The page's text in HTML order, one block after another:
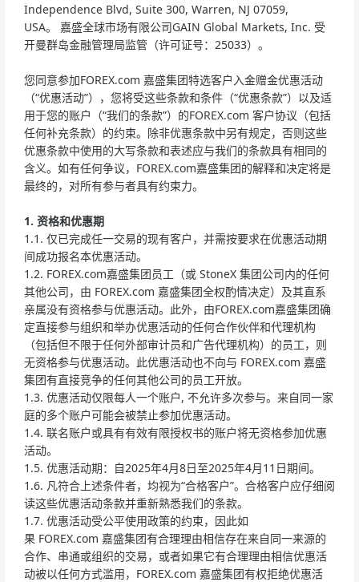
Independence Blvd, Suite 300, Warren, NJ 07059,
USA。 嘉盛全球市场有限公司GAIN Global Markets, Inc. 受
开曼群岛金融管理局监管（许可证号：25033）。
您同意参加FOREX.com 嘉盛集团特选客户入金赠金优惠活动
（“优惠活动”），您将受这些条款和条件（“优惠条款”）以及适
用于您的账户（“我们的条款”）的FOREX.com 客户协议（包括
任何补充条款）的约束。除非优惠条款中另有规定，否则这些
优惠条款中使用的大写条款和表述应与我们的条款具有相同的
含义。如有任何争议，FOREX.com嘉盛集团的解释和决定将是
最终的，对所有参与者具有约束力。
1. 资格和优惠期
1.1. 仅已完成任一交易的现有客户，并需按要求在优惠活动期
间成功报名本优惠活动。
1.2. FOREX.com嘉盛集团员工（或 StoneX 集团公司内的任何
其他公司，由 FOREX.com 嘉盛集团全权酌情决定）及其直系
亲属没有资格参与优惠活动。此外，由FOREX.com嘉盛集团确
定直接参与组织和举办优惠活动的任何合作伙伴和代理机构
（包括但不限于任何外部审计员和广告代理机构）的员工，则
无资格参与优惠活动。此优惠活动也不向与 FOREX.com 嘉盛
集团有直接竞争的任何其他公司的员工开放。
1.3. 优惠活动仅限每人一个账户, 不允许多次参与。来自同一家
庭的多个账户可能会被禁止参加优惠活动。
1.4. 联名账户或具有有效有限授权书的账户将无资格参加优惠
活动。
1.5. 优惠活动期：自2025年4月8日至2025年4月11日期间。
1.6. 凡符合上述条件者，均视为“合格客户”。合格客户应仔细阅
读这些优惠活动条款并重新熟悉我们的条款。
1.7. 优惠活动受公平使用政策的约束，因此如
果 FOREX.com 嘉盛集团有合理理由相信存在来自同一来源的
合作、串通或组织的交易，或者如果它有合理理由相信优惠活
动被以任何方式滥用，FOREX.com 嘉盛集团有权拒绝优惠活